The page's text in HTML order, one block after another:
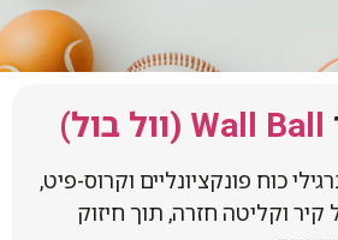
Wall Ball (וול בול)
כוח פונקציונליים וקרוס-פיט,
וקליטה חזרה, תוך חיזוק